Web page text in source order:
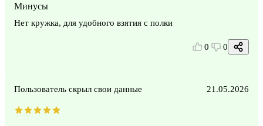
Минусы
Нет кружка, для удобного взятия с полки
0 0
Пользователь скрыл свои данные 21.05.2026